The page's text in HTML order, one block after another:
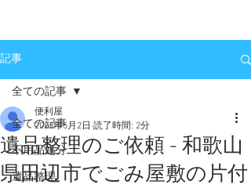
記事
全ての記事
不用品処分
遺品整理
全ての記事
遺品整理のご依頼 - 和歌山
県田辺市でごみ屋敷の片付
便利屋
2023年5月2日 読了時間: 2分